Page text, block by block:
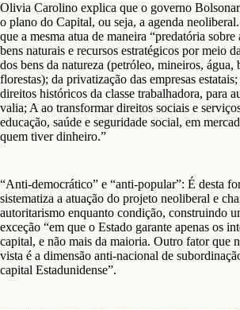
Olivia Carolino explica que o governo
o plano do Capital, ou seja, a agenda
que a mesma atua de maneira “predatória
bens naturais e recursos estratégicos por meio
dos bens da natureza (petróleo, mineiros, água,
florestas); da privatização das empresas
direitos históricos da classe trabalhadora, para
valia; A ao transformar direitos sociais e
educação, saúde e seguridade social, em
quem tiver dinheiro.”
“Anti-democrático” e “anti-popular”: É desta
sistematiza a atuação do projeto neoliberal e
autoritarismo enquanto condição, construindo
exceção “em que o Estado garante apenas os
capital, e não mais da maioria. Outro fator que
vista é a dimensão anti-nacional de
capital Estadunidense”.